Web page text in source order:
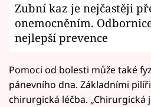
Zubní kaz je nejčastěji
onemocněním.
nejlepší prevence
Pomoci od bolesti může také
pánevního dna. Základními
chirurgická léčba. „Chirurgická